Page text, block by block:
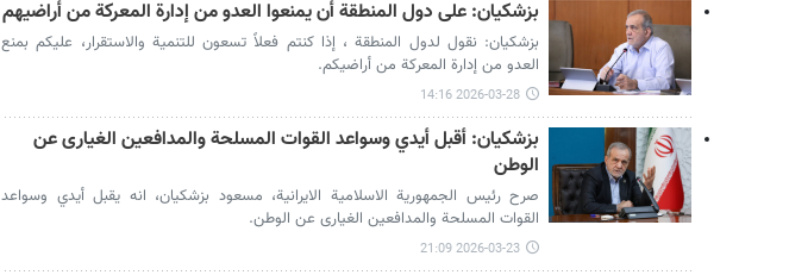
بزشكيان: على دول المنطقة أن يمنعوا العدو من إدارة المعركة من أراضيهم
بزشكيان: نقول لدول المنطقة ، إذا كنتم فعلاً تسعون للتنمية والاستقرار، عليكم بمنع
العدو من إدارة المعركة من أراضيكم.
2026-03-28 14:16
بزشكيان: أقبل أيدي وسواعد القوات المسلحة والمدافعين الغيارى عن
الوطن
صرح رئيس الجمهورية الاسلامية الايرانية، مسعود بزشكيان، انه يقبل أيدي وسواعد
القوات المسلحة والمدافعين الغيارى عن الوطن.
2026-03-23 21:09